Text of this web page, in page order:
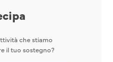
che stiamo
il tuo sostegno?